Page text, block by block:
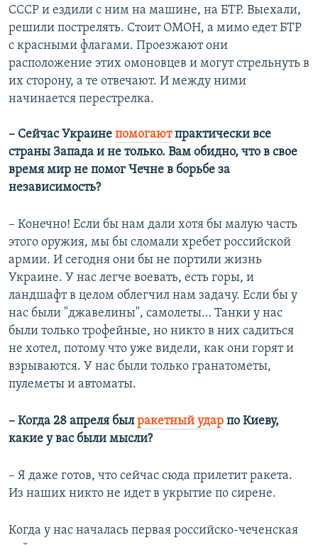
СССР и ездили с ним на машине, на БТР. Выехали,
решили пострелять. Стоит ОМОН, а мимо едет БТР
с красными флагами. Проезжают они
расположение этих омоновцев и могут стрельнуть в
их сторону, а те отвечают. И между ними
начинается перестрелка.
– Сейчас Украине помогаютпрактически все
страны Запада и не только. Вам обидно, что в свое
время мир не помог Чечне в борьбе за
независимость?
– Конечно! Если бы нам дали хотя бы малую часть
этого оружия, мы бы сломали хребет российской
армии. И сегодня они бы не портили жизнь
Украине. У нас легче воевать, есть горы, и
ландшафт в целом облегчил нам задачу. Если бы у
нас были "джавелины", самолеты… Танки у нас
были только трофейные, но никто в них садиться
не хотел, потому что уже видели, как они горят и
взрываются. У нас были только гранатометы,
пулеметы и автоматы.
– Когда 28 апреля былракетный удар по Киеву,
какие у вас были мысли?
– Я даже готов, что сейчас сюда прилетит ракета.
Из наших никто не идет в укрытие по сирене.
Когда у нас началась первая российско-чеченская